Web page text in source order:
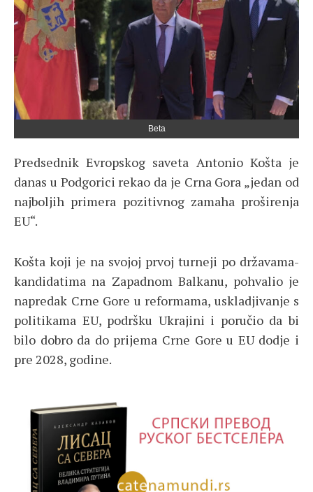
Beta
Predsednik Evropskog saveta Antonio Košta je
danas u Podgorici rekao da je Crna Gora „jedan od
najboljih primera pozitivnog zamaha proširenja
EU“.
Košta koji je na svojoj prvoj turneji po državama-
kandidatima na Zapadnom Balkanu, pohvalio je
napredak Crne Gore u reformama, uskladjivanje s
politikama EU, podršku Ukrajini i poručio da bi
bilo dobro da do prijema Crne Gore u EU dodje i
pre 2028, godine.